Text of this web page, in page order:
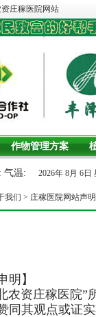
庄稼医院网站
作物管理方案
气温: 2026年 8月 6
我们 > 庄稼医院网站声明
明】
农资庄稼医院”
同其观点或证